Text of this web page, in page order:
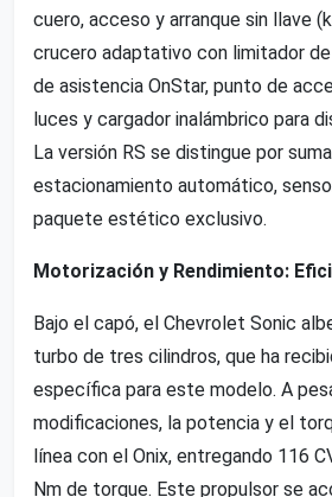
cuero, acceso y arranque sin llave
crucero adaptativo con limitador
de asistencia OnStar, punto de
luces y cargador inalámbrico para
La versión RS se distingue por
estacionamiento automático,
paquete estético exclusivo.
Motorización y Rendimiento:
Bajo el capó, el Chevrolet Sonic
turbo de tres cilindros, que ha
específica para este modelo. A
modificaciones, la potencia y el
línea con el Onix, entregando 116
Nm de torque. Este propulsor se